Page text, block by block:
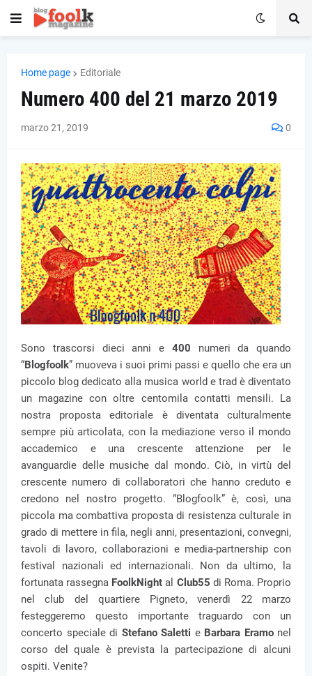
Home page Editoriale
Numero 400 del 21 marzo 2019
marzo 21, 2019 0
Sono trascorsi dieci anni e 400 numeri da quando
“Blogfoolk” muoveva i suoi primi passi e quello che era un
piccolo blog dedicato alla musica world e trad è diventato
un magazine con oltre centomila contatti mensili. La
nostra proposta editoriale è diventata culturalmente
sempre più articolata, con la mediazione verso il mondo
accademico e una crescente attenzione per le
avanguardie delle musiche dal mondo. Ciò, in virtù del
crescente numero di collaboratori che hanno creduto e
credono nel nostro progetto. “Blogfoolk” è, così, una
piccola ma combattiva proposta di resistenza culturale in
grado di mettere in fila, negli anni, presentazioni, convegni,
tavoli di lavoro, collaborazioni e media-partnership con
festival nazionali ed internazionali. Non da ultimo, la
fortunata rassegna FoolkNightal Club55 di Roma. Proprio
nel club del quartiere Pigneto, venerdì 22 marzo
festeggeremo questo importante traguardo con un
concerto speciale di Stefano Saletti e Barbara Eramonel
corso del quale è prevista la partecipazione di alcuni
ospiti. Venite?